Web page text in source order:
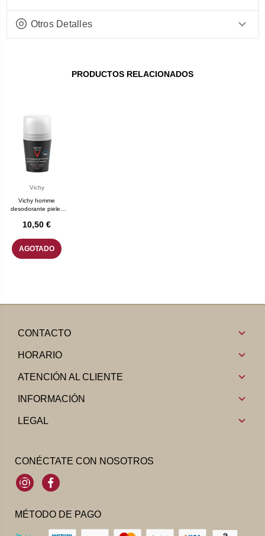
Otros Detalles
PRODUCTOS RELACIONADOS
Vichy
Vichy homme
desodorante pieles
mL
10,50 €
AGOTADO
CONTACTO
HORARIO
ATENCIÓN AL CLIENTE
INFORMACIÓN
LEGAL
CONÉCTATE CON NOSOTROS
InstagramFacebook
MÉTODO DE PAGO